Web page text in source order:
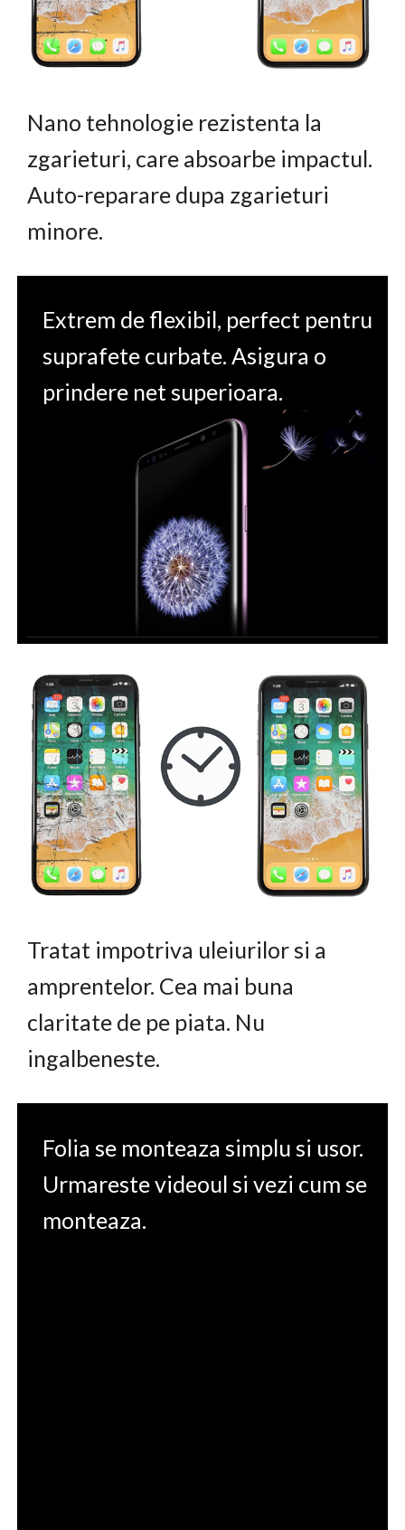
Nano tehnologie rezistenta la
zgarieturi, care absoarbe impactul.
Auto-reparare dupa zgarieturi
minore.
Extrem de flexibil, perfect pentru
suprafete curbate. Asigura o
prindere net superioara.
Tratat impotriva uleiurilor si a
amprentelor. Cea mai buna
claritate de pe piata. Nu
ingalbeneste.
Folia se monteaza simplu si usor.
Urmareste videoul si vezi cum se
monteaza.